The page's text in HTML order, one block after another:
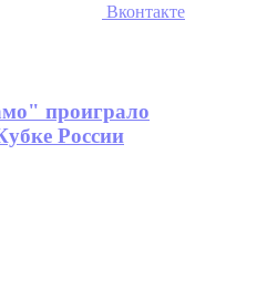
Вконтакте
проиграло
России